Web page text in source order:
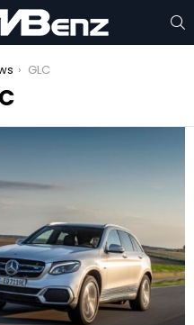
GLC
il suv [FOTO]